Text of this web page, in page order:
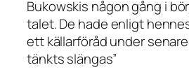
Bukowskis någon gång i
talet. De hade enligt
ett källarföråd under
tänkts slängas”